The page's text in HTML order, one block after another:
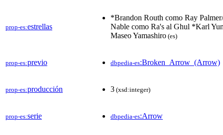
prop-es:estrellas
*Brandon Routh como Ray
Nable como Ra's al Ghul *Karl
Maseo Yamashiro (es)
prop-es:previo dbpedia-es:Broken_Arrow_(Arrow)
prop-es:producción 3 (xsd:integer)
prop-es:serie dbpedia-es:Arrow